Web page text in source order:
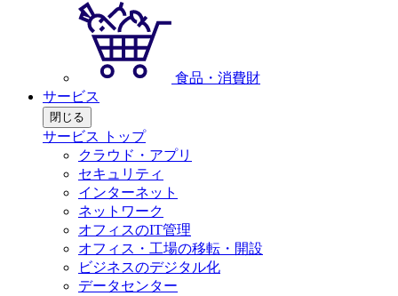
食品・消費財
サービス
閉じる
サービス トップ
クラウド・アプリ
セキュリティ
インターネット
ネットワーク
オフィスのIT管理
オフィス・工場の移転・開設
ビジネスのデジタル化
データセンター